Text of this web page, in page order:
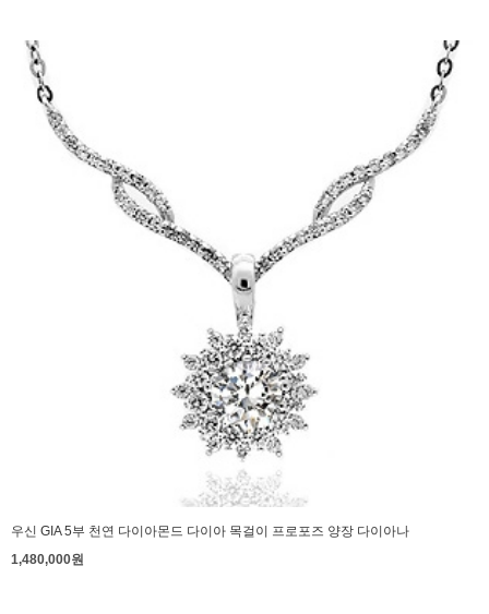
우신 GIA 5부 천연 다이아몬드 다이아 목걸이 프로포즈 양장 다이아나
1,480,000원